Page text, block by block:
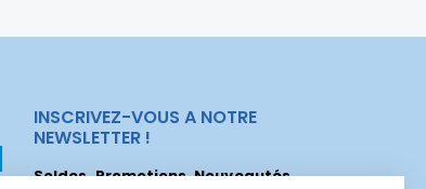
INSCRIVEZ-VOUS A NOTRE
NEWSLETTER !
Soldes, Promotions, Nouveautés...